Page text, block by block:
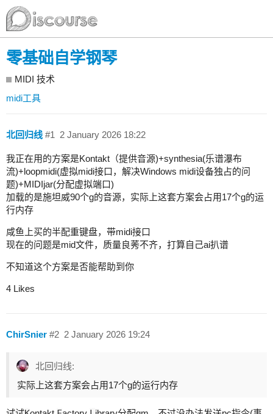
零基础自学钢琴
MIDI 技术
midi工具
北回归线 2 January 2026 18:22
#1
我正在用的方案是Kontakt（提供音源)+synthesia(乐谱瀑布
流)+loopmidi(虚拟midi接口，解决Windows midi设备独占的问
题)+MIDIjar(分配虚拟端口)
加载的是施坦威90个g的音源，实际上这套方案会占用17个g的运
行内存
咸鱼上买的半配重键盘，带midi接口
现在的问题是mid文件，质量良莠不齐，打算自己ai扒谱
不知道这个方案是否能帮助到你
4 Likes
ChirSnier 2 January 2026 19:24
#2
北回归线:
实际上这套方案会占用17个g的运行内存